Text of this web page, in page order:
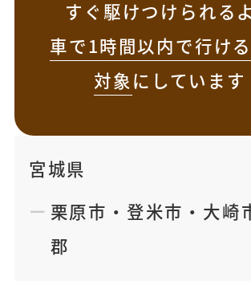
すぐ駆けつけられる
車で1時間以内で行け
対象にしています
宮城県
栗原市 ・ 登米市 ・ 大崎
郡